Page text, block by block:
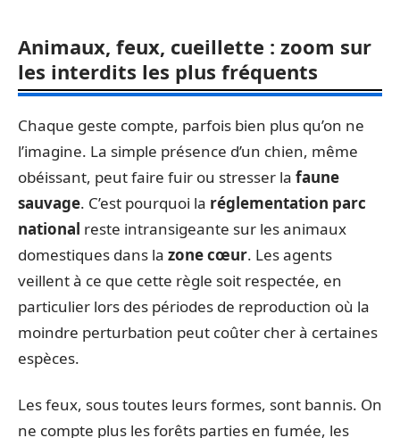
Animaux, feux, cueillette : zoom sur
les interdits les plus fréquents
Chaque geste compte, parfois bien plus qu’on ne
l’imagine. La simple présence d’un chien, même
obéissant, peut faire fuir ou stresser la faune
sauvage. C’est pourquoi la réglementation parc
national reste intransigeante sur les animaux
domestiques dans la zone cœur. Les agents
veillent à ce que cette règle soit respectée, en
particulier lors des périodes de reproduction où la
moindre perturbation peut coûter cher à certaines
espèces.
Les feux, sous toutes leurs formes, sont bannis. On
ne compte plus les forêts parties en fumée, les